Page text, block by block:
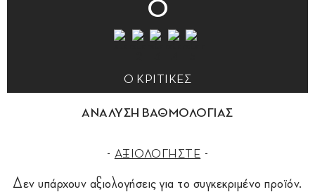
0
0 ΚΡΙΤΙΚΕΣ
ΑΝΑΛΥΣΗ ΒΑΘΜΟΛΟΓΙΑΣ
ΑΞΙΟΛΟΓΗΣΤΕ
Δεν υπάρχουν αξιολογήσεις για το συγκεκριμένο προϊόν.